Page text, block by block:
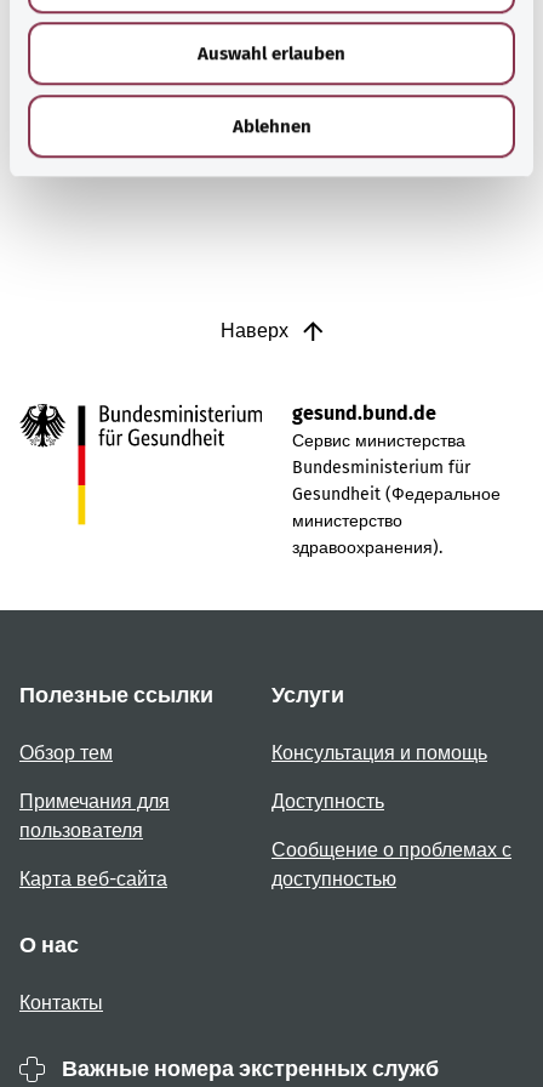
Auswahl erlauben
Ablehnen
Selbsthilfegruppen bieten Austausch und Unterstützung
für Menschen mit chronischen Erkrankungen,
Suchtproblemen, Behinderungen und seelischen
Problemen.
Узнать больше
Наверх
gesund.bund.de
Сервис министерства
Bundesministerium für
Gesundheit (Федеральное
министерство
здравоохранения).
Полезные ссылки
Обзор тем
Примечания для
пользователя
Карта веб-сайта
Услуги
Консультация и помощь
Доступность
Сообщение о проблемах с
доступностью
О нас
Контакты
Важные номера экстренных служб